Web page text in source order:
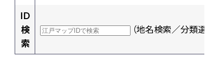
ID
検
索
（地名検索／分類選択